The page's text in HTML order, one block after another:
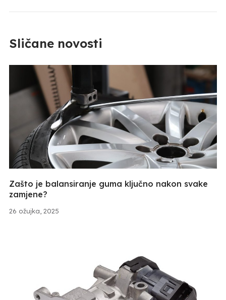
Sličane novosti
26 ožujka, 2025
Zašto je balansiranje guma ključno nakon svake
zamjene?